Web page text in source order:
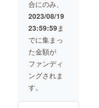
ty Hero
ジョー
20.secr
et
イェ
ロー 13.
コード
ネーム
M.F
14.Capt
ainス
ティー
ブ 15.
Czan
16.Migh
ガルー
に憧れ
る人間
マイク
02.ボク
サー
モーガ
ン 03.ボ
クサー
デモン
05.NY
アート
ステッ
送らせ
ていた
だきま
す！ ス
テッ
カーの
種類は
んぜん
す。 お手数をお
かけいたします
が、下記の事項
をメールにてお
知らせいただけ
ますでしょう
か。 ※支援者様
は備考欄にて以
下の内容をご記
載ください。 ①
スポンサーボー
ゴマーク（会社
「Mighty Fizz」
の成長に励んで
細はまだ決まっ
ていませんが、
スポンサーボー
ドは今後より、
多くの方々の目
に触れるような
形でsnsなどに
写真で掲載しま
す。 お手数をお
かけいたします
合にのみ、
2023/08/19
23:59:59ま
でに集まっ
た金額が
ファンディ
ングされま
す。